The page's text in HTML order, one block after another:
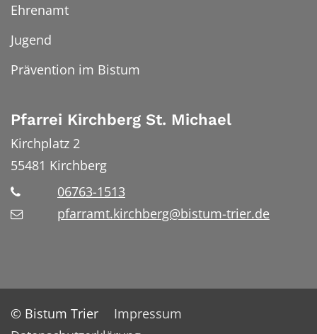
Ehrenamt
Jugend
Prävention im Bistum
Pfarrei Kirchberg St. Michael
Kirchplatz 2
55481 Kirchberg
06763-1513
pfarramt.kirchberg@bistum-trier.de
© Bistum Trier
Impressum